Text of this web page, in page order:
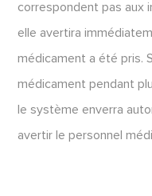
correspondent pas aux
elle avertira
médicament a été pris.
médicament pendant
le système enverra
avertir le personnel